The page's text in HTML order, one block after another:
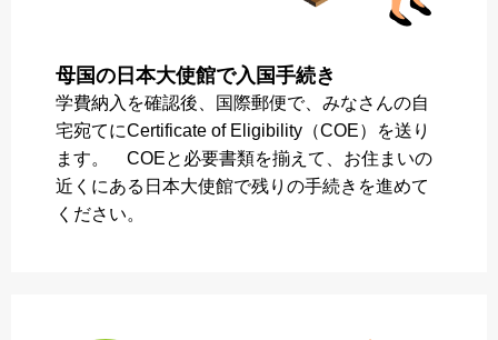
母国の日本大使館で入国手続き
学費納入を確認後、国際郵便で、みなさんの自
宅宛てにCertificate of Eligibility（COE）を送り
ます。 COEと必要書類を揃えて、お住まいの
近くにある日本大使館で残りの手続きを進めて
ください。